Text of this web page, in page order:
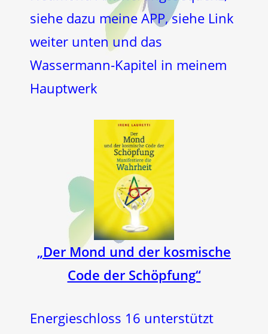
siehe dazu meine APP, siehe Link
weiter unten und das
Wassermann-Kapitel in meinem
Hauptwerk
„Der Mond und der kosmische
Code der Schöpfung“
Energieschloss 16 unterstützt